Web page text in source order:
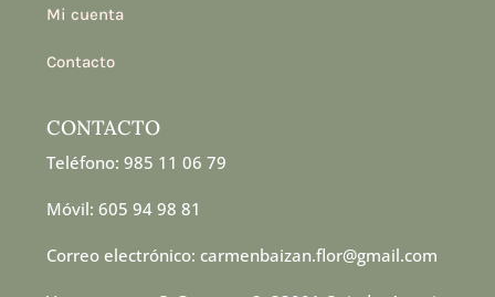
Mi cuenta
Contacto
CONTACTO
Teléfono: 985 11 06 79
Móvil: 605 94 98 81
Correo electrónico: carmenbaizan.flor@gmail.com